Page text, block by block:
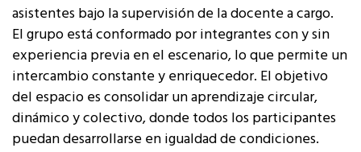
asistentes bajo la supervisión de la docente a cargo.
El grupo está conformado por integrantes con y sin
experiencia previa en el escenario, lo que permite un
intercambio constante y enriquecedor. El objetivo
del espacio es consolidar un aprendizaje circular,
dinámico y colectivo, donde todos los participantes
puedan desarrollarse en igualdad de condiciones.